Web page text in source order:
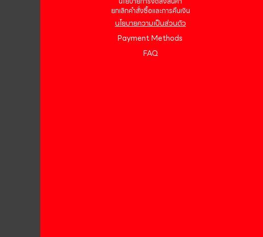
ยกเลิกคำสั่งซื้อและการคืนเงิน
นโยบายความเป็นส่วนตัว
Payment Methods
FAQ